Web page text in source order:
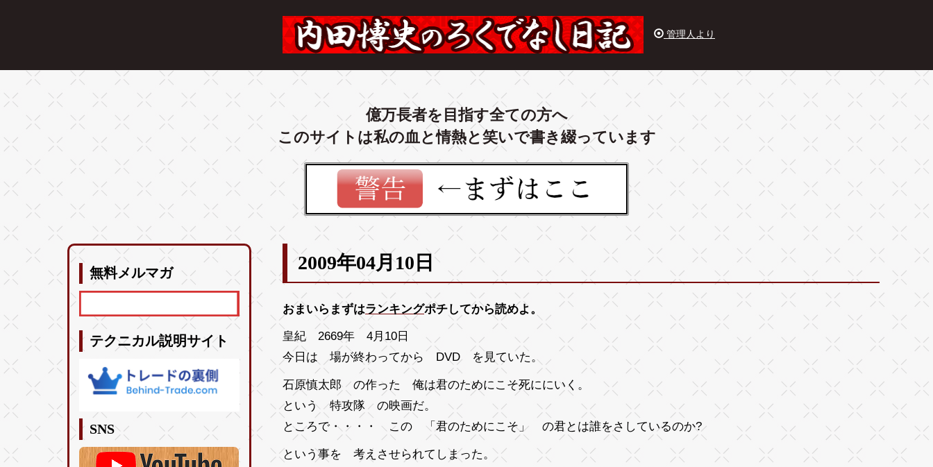
管理人より
億万長者を目指す全ての方へ
このサイトは私の血と情熱と笑いで書き綴っています
無料メルマガ
テクニカル説明サイト
SNS
2009年04月10日
おまいらまずはランキングポチしてから読めよ。
皇紀 2669年 4月10日
今日は 場が終わってから DVD を見ていた。
石原慎太郎 の作った 俺は君のためにこそ死ににいく。
という 特攻隊 の映画だ。
ところで・・・・ この 「君のためにこそ」 の君とは誰をさしているのか?
という事を 考えさせられてしまった。